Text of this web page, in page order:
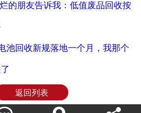
的朋友告诉我：低值废品回收按
池回收新规落地一个月，我那个
返回列表